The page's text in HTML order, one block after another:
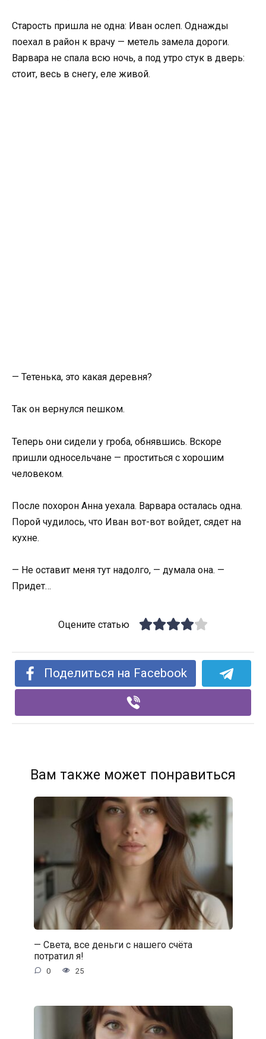
Старость пришла не одна: Иван ослеп. Однажды
поехал в район к врачу — метель замела дороги.
Варвара не спала всю ночь, а под утро стук в дверь:
стоит, весь в снегу, еле живой.
— Тетенька, это какая деревня?
Так он вернулся пешком.
Теперь они сидели у гроба, обнявшись. Вскоре
пришли односельчане — проститься с хорошим
человеком.
После похорон Анна уехала. Варвара осталась одна.
Порой чудилось, что Иван вот-вот войдет, сядет на
кухне.
— Не оставит меня тут надолго, — думала она. —
Придет…
Оцените статью
Поделиться на Facebook
Вам также может понравиться
— Света, все деньги с нашего счёта
потратил я!
0 25